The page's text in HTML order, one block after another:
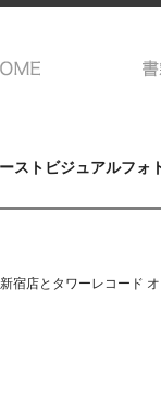
ストビジュアルフ
宿店とタワーレコード